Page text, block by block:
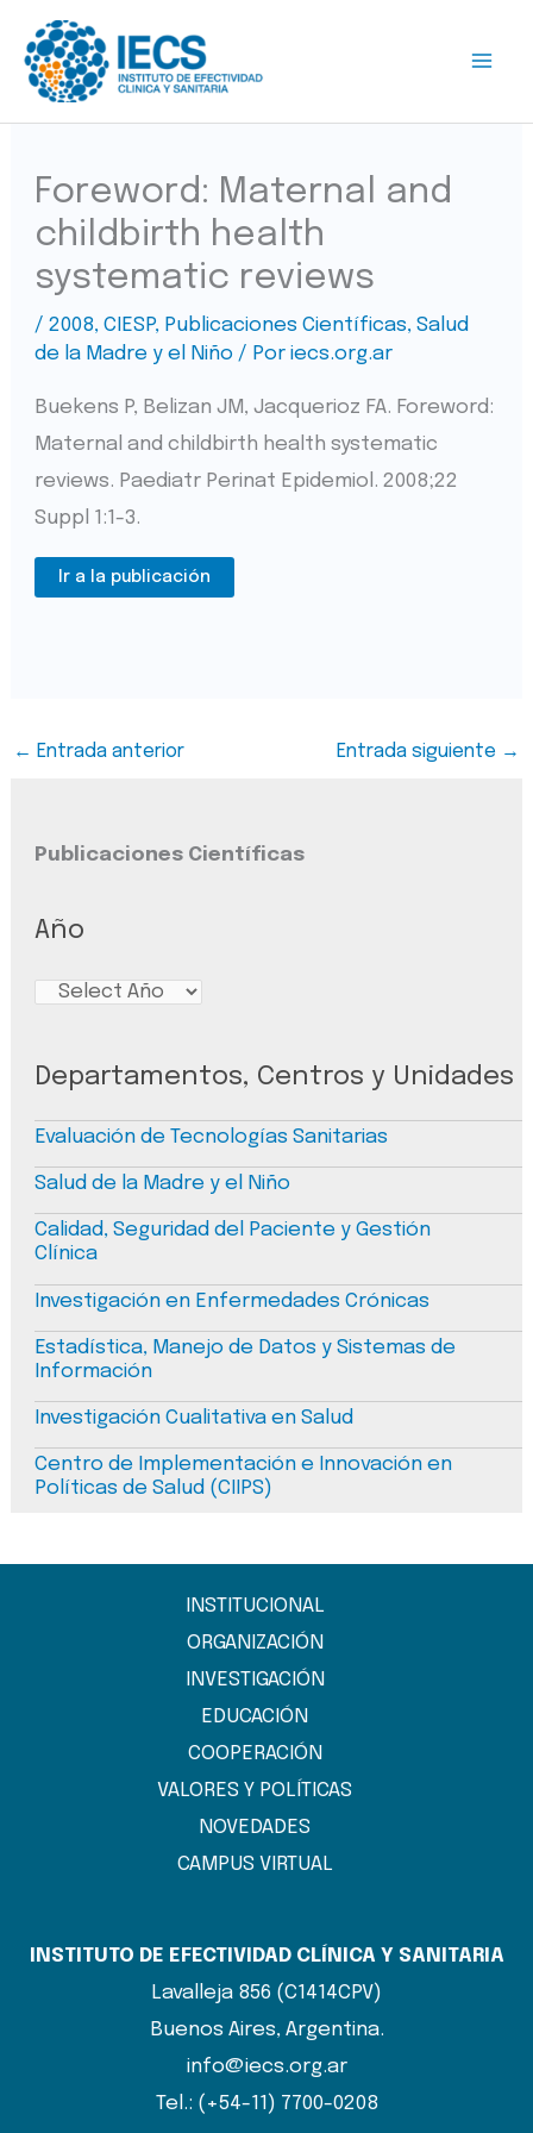
contenido
Foreword: Maternal and
childbirth health
systematic reviews
/2008,CIESP, Publicaciones Científicas,Salud
de la Madre y el Niño / Poriecs.org.ar
Buekens P, Belizan JM, Jacquerioz FA. Foreword:
Maternal and childbirth health systematic
reviews. Paediatr Perinat Epidemiol. 2008;22
Suppl 1:1-3.
Ir a la publicación
← Entrada anterior Entrada siguiente →
Publicaciones Científicas
Año
Departamentos, Centros y Unidades
Evaluación de Tecnologías Sanitarias
Salud de la Madre y el Niño
Calidad, Seguridad del Paciente y Gestión
Clínica
Investigación en Enfermedades Crónicas
Estadística, Manejo de Datos y Sistemas de
Información
Investigación Cualitativa en Salud
Centro de Implementación e Innovación en
Políticas de Salud (CIIPS)
INSTITUCIONAL
ORGANIZACIÓN
INVESTIGACIÓN
EDUCACIÓN
COOPERACIÓN
VALORES Y POLÍTICAS
NOVEDADES
CAMPUS VIRTUAL
INSTITUTO DE EFECTIVIDAD CLÍNICA Y SANITARIA
Lavalleja 856 (C1414CPV)
Buenos Aires, Argentina.
info@iecs.org.ar
Tel.: (+54-11) 7700-0208